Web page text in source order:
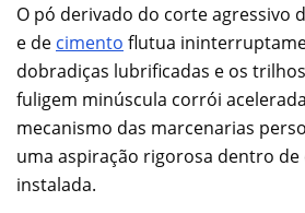
O pó derivado do corte agressivo
e de cimento flutua
dobradiças lubrificadas e os
fuligem minúscula corrói
mecanismo das marcenarias
uma aspiração rigorosa dentro de
instalada.